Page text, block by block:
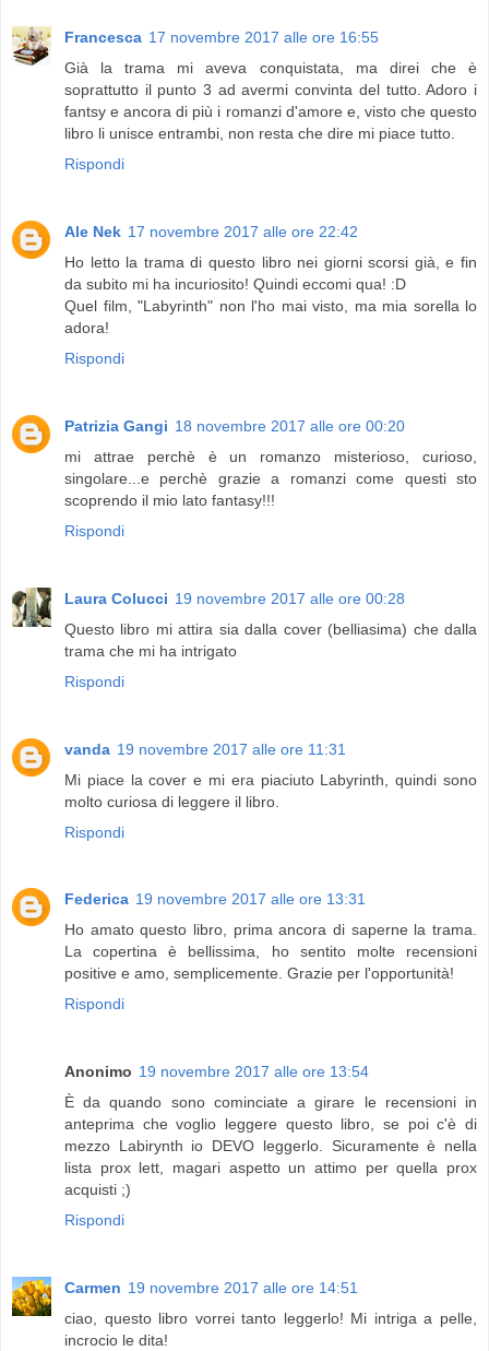
Francesca 17 novembre 2017 alle ore 16:55
Già la trama mi aveva conquistata, ma direi che è
soprattutto il punto 3 ad avermi convinta del tutto. Adoro i
fantsy e ancora di più i romanzi d'amore e, visto che questo
libro li unisce entrambi, non resta che dire mi piace tutto.
Rispondi
Ale Nek 17 novembre 2017 alle ore 22:42
Ho letto la trama di questo libro nei giorni scorsi già, e fin
da subito mi ha incuriosito! Quindi eccomi qua! :D
Quel film, "Labyrinth" non l'ho mai visto, ma mia sorella lo
adora!
Rispondi
Patrizia Gangi 18 novembre 2017 alle ore 00:20
mi attrae perchè è un romanzo misterioso, curioso,
singolare...e perchè grazie a romanzi come questi sto
scoprendo il mio lato fantasy!!!
Rispondi
Laura Colucci 19 novembre 2017 alle ore 00:28
Questo libro mi attira sia dalla cover (belliasima) che dalla
trama che mi ha intrigato
Rispondi
vanda 19 novembre 2017 alle ore 11:31
Mi piace la cover e mi era piaciuto Labyrinth, quindi sono
molto curiosa di leggere il libro.
Rispondi
Federica 19 novembre 2017 alle ore 13:31
Ho amato questo libro, prima ancora di saperne la trama.
La copertina è bellissima, ho sentito molte recensioni
positive e amo, semplicemente. Grazie per l'opportunità!
Rispondi
Anonimo 19 novembre 2017 alle ore 13:54
È da quando sono cominciate a girare le recensioni in
anteprima che voglio leggere questo libro, se poi c'è di
mezzo Labirynth io DEVO leggerlo. Sicuramente è nella
lista prox lett, magari aspetto un attimo per quella prox
acquisti ;)
Rispondi
Carmen 19 novembre 2017 alle ore 14:51
ciao, questo libro vorrei tanto leggerlo! Mi intriga a pelle,
incrocio le dita!